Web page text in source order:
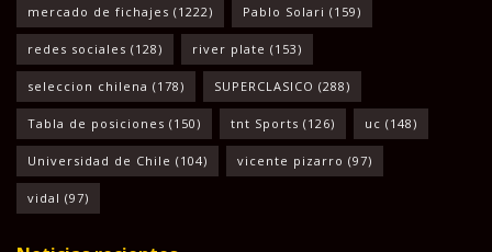
mercado de fichajes (1222) Pablo Solari (159)
redes sociales (128) river plate (153)
seleccion chilena (178) SUPERCLASICO (288)
Tabla de posiciones (150) tnt Sports (126) uc (148)
Universidad de Chile (104) vicente pizarro (97)
vidal (97)